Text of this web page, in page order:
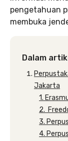
pengetahuan
membuka
Dalam
Jakarta
1.
2.
3.
4.